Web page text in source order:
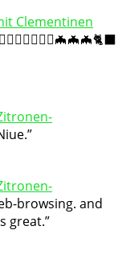
Clementinen
”
browsing. and
great.”